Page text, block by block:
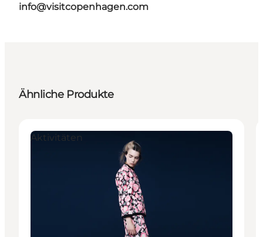
info@visitcopenhagen.com
Ähnliche Produkte
Aktivitäten